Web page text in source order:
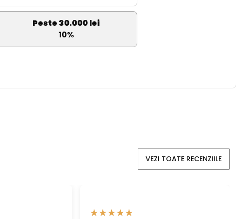
Peste 30.000 lei
10%
VEZI TOATE RECENZIILE